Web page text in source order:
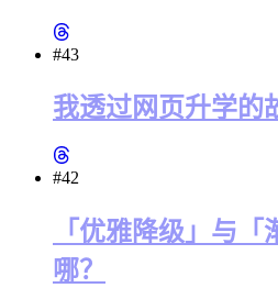
#43
我透过网页升学的
#42
「优雅降级」与
哪？